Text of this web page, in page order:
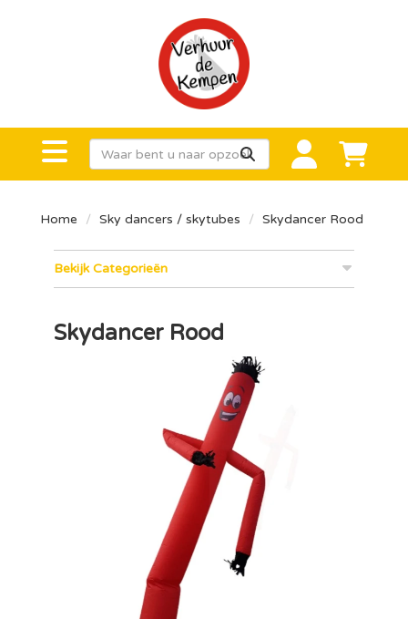
Home Sky dancers / skytubes Skydancer Rood
Bekijk Categorieën
Skydancer Rood